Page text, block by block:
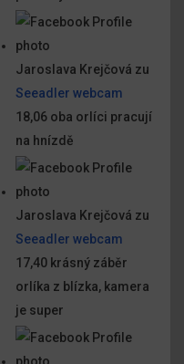
Jaroslava Krejčová zu
Seeadler webcam
18,06 oba orlíci pracují
na hnízdě
Jaroslava Krejčová zu
Seeadler webcam
17,40 krásný záběr
orlíka z blízka, kamera
je super